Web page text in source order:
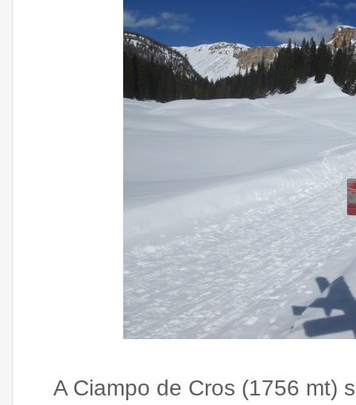
A Ciampo de Cros (1756 mt)